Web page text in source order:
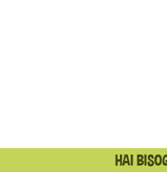
HAI